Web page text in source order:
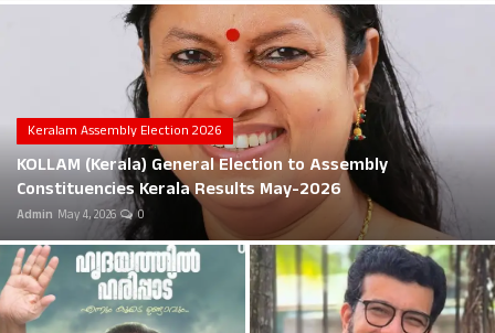
Career
Education
Business
Local News
Earn Money
Keralam Assembly Election 2026
KOLLAM (Kerala) General Election to Assembly
Constituencies Kerala Results May-2026
Admin May 4, 2026 0